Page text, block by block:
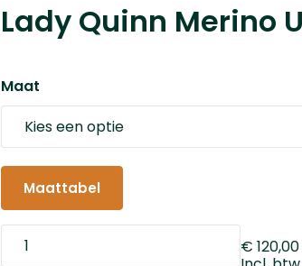
Lady Quinn Merino
Maat
Maattabel
€ 120,00